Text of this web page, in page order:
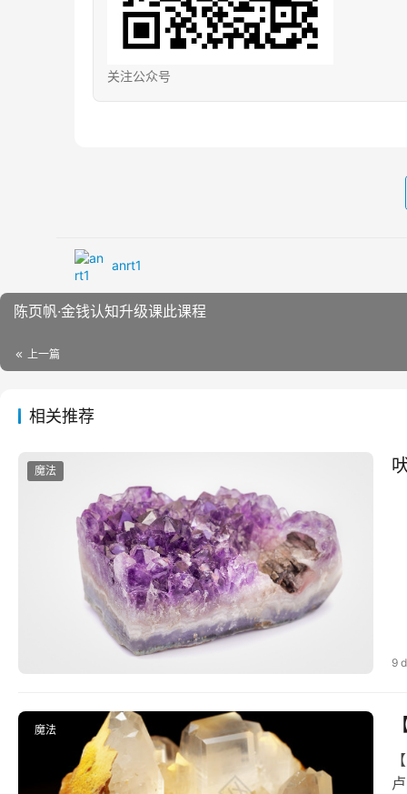
关注公众号
anrt1
陈页帆·金钱认知升级课此课程
上一篇
相关推荐
魔法
9
魔法